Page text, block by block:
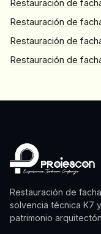
Restauración de
Restauración de
Restauración de
Restauración de
Restauración de
solvencia técnica K7
patrimonio